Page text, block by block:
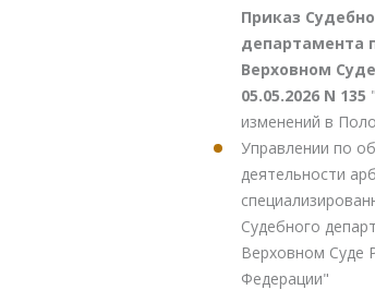
Приказ
департамента
Верховном
05.05.2026 N 135
изменений в
Управлении по
деятельности
Судебного
Верховном Суде
Федерации"